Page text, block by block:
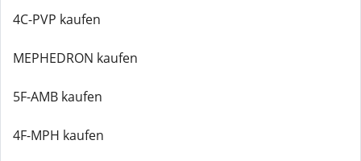
4C-PVP kaufen
MEPHEDRON kaufen
5F-AMB kaufen
4F-MPH kaufen